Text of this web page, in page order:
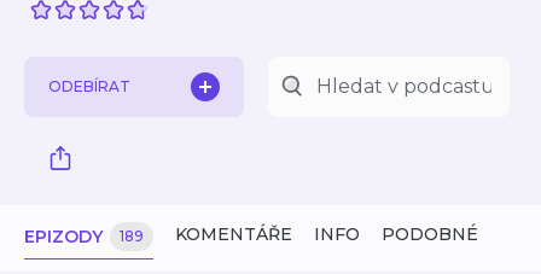
ODEBÍRAT
EPIZODY 189 KOMENTÁŘE INFO PODOBNÉ